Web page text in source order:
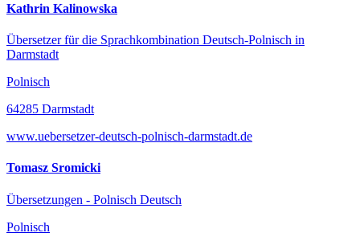
Kathrin Kalinowska
Übersetzer für die Sprachkombination Deutsch-Polnisch in
Darmstadt
Polnisch
64285 Darmstadt
www.uebersetzer-deutsch-polnisch-darmstadt.de
Tomasz Sromicki
Übersetzungen - Polnisch Deutsch
Polnisch